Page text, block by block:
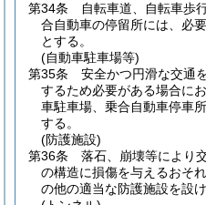
第34条
自転車道、自転車歩
合自動車の停留所には、必
とする。
(自動車駐車場等)
第35条
安全かつ円滑な交通
するため必要がある場合に
車駐車場、乗合自動車停車
する。
(防護施設)
第36条
落石、崩壊等により
の構造に損傷を与えるおそ
の他の適当な防護施設を設